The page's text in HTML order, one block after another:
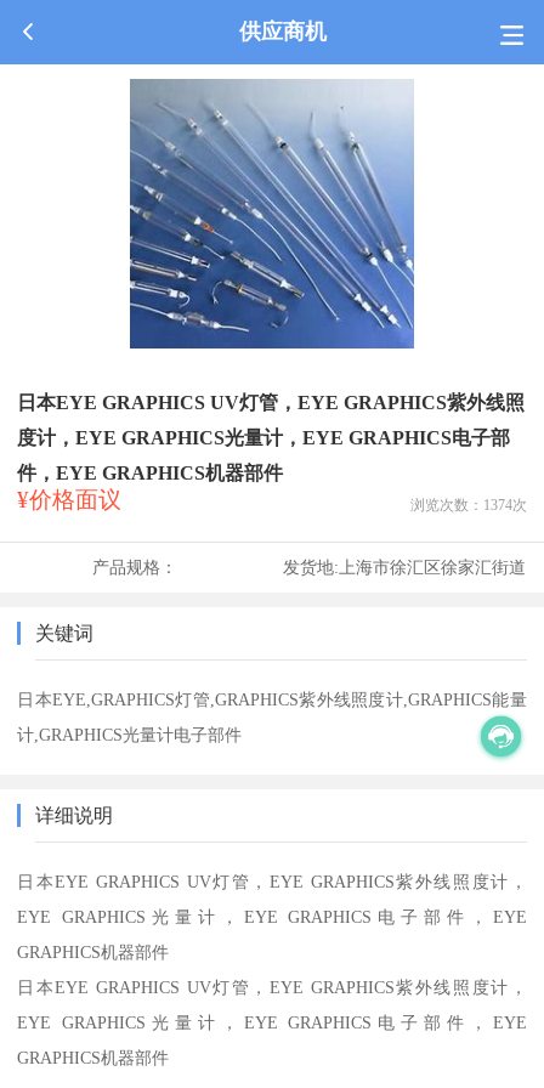
供应商机
日本EYE GRAPHICS UV灯管，EYE GRAPHICS紫外线照
度计，EYE GRAPHICS光量计，EYE GRAPHICS电子部
件，EYE GRAPHICS机器部件
¥价格面议 浏览次数： 1374次
产品规格： 发货地:上海市徐汇区徐家汇街道
关键词
日本EYE,GRAPHICS灯管,GRAPHICS紫外线照度计,GRAPHICS能量
计,GRAPHICS光量计电子部件
详细说明
日本EYE GRAPHICS UV灯管，EYE GRAPHICS紫外线照度计，
EYE GRAPHICS光量计，EYE GRAPHICS电子部件，EYE
GRAPHICS机器部件
日本EYE GRAPHICS UV灯管，EYE GRAPHICS紫外线照度计，
EYE GRAPHICS光量计，EYE GRAPHICS电子部件，EYE
GRAPHICS机器部件